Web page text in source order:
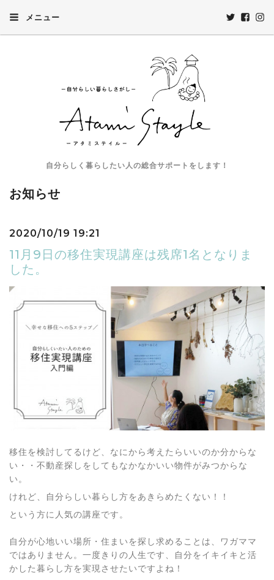
メニュー
自分らしく暮らしたい人の総合サポートをします！
お知らせ
2020/10/19 19:21
11月9日の移住実現講座は残席1名となりま
した。
移住を検討してるけど、なにから考えたらいいのか分からな
い・・不動産探しをしてもなかなかいい物件がみつからな
い。
けれど、自分らしい暮らし方をあきらめたくない！！
という方に人気の講座です。
自分が心地いい場所・住まいを探し求めることは、ワガママ
ではありません。一度きりの人生です、自分をイキイキと活
かした暮らし方を実現させたいですよね！